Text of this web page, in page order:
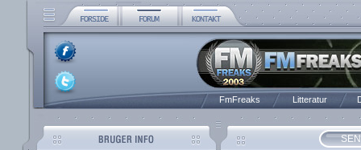
FmFreaks Litteratur